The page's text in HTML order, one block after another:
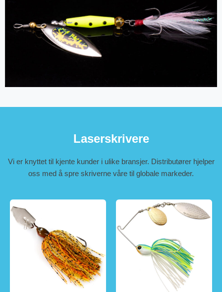
Laserskrivere
Vi er knyttet til kjente kunder i ulike bransjer. Distributører hjelper
oss med å spre skriverne våre til globale markeder.